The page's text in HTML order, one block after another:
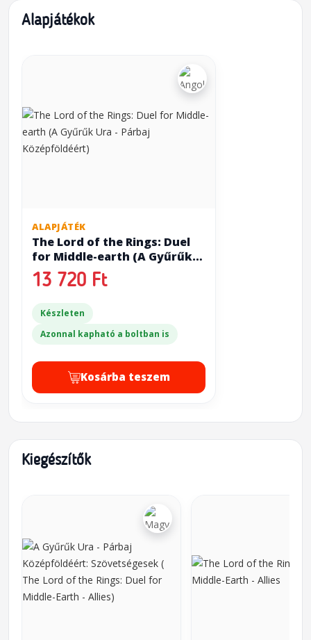
Alapjátékok
ALAPJÁTÉK
The Lord of the Rings: Duel
for Middle-earth (A Gyűrűk
Ura - Párbaj Középföldéért)
13 720 Ft
Készleten
Azonnal kapható a boltban is
Kosárba teszem
Kiegészítők